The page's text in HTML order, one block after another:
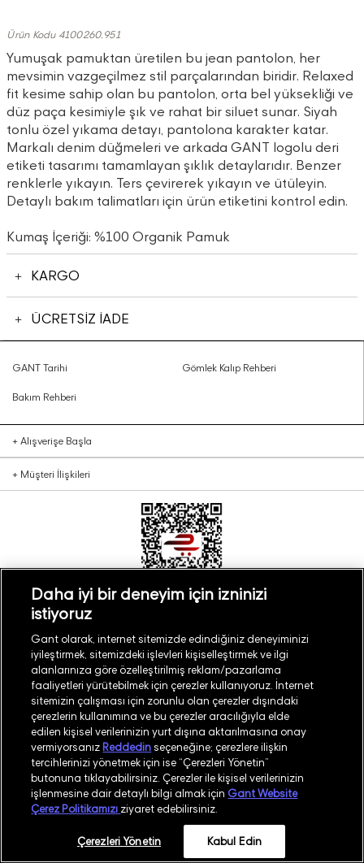
Ürün Kodu 4100260.951
Yumuşak pamuktan üretilen bu jean pantolon, her
mevsimin vazgeçilmez stil parçalarından biridir. Relaxed
fit kesime sahip olan bu pantolon, orta bel yüksekliği ve
düz paça kesimiyle şık ve rahat bir siluet sunar. Siyah
tonlu özel yıkama detayı, pantolona karakter katar.
Markalı denim düğmeleri ve arkada GANT logolu deri
etiketi tasarımı tamamlayan şıklık detaylarıdır. Benzer
renklerle yıkayın. Ters çevirerek yıkayın ve ütüleyin.
Detaylı bakım talimatları için ürün etiketini kontrol edin.
Kumaş İçeriği: %100 Organik Pamuk
KARGO
ÜCRETSİZ İADE
GANT Tarihi Gömlek Kalıp Rehberi
Bakım Rehberi
+ Alışverişe Başla
+ Müşteri İlişkileri
Türkiye Mağaza Bul
©2026GANT
İşlem Rehberi Site Haritası
Güvenlik Politikası Kullanım Koşulları
Whatsapp Aydınlatma Metni
Daha iyi bir deneyim için izninizi
istiyoruz
Gant olarak, internet sitemizde edindiğiniz deneyiminizi
iyileştirmek, sitemizdeki işlevleri kişiselleştirmek ve ilgi
alanlarınıza göre özelleştirilmiş reklam/pazarlama
faaliyetleri yürütebilmek için çerezler kullanıyoruz. İnternet
sitemizin çalışması için zorunlu olan çerezler dışındaki
çerezlerin kullanımına ve bu çerezler aracılığıyla elde
edilen kişisel verilerinizin yurt dışına aktarılmasına onay
vermiyorsanız Reddedin seçeneğine; çerezlere ilişkin
tercihlerinizi yönetmek için ise “Çerezleri Yönetin”
butonuna tıklayabilirsiniz. Çerezler ile kişisel verilerinizin
işlenmesine dair detaylı bilgi almak için Gant Website
Çerez Politikamızı ziyaret edebilirsiniz.
Çerezleri Yönetin Kabul Edin